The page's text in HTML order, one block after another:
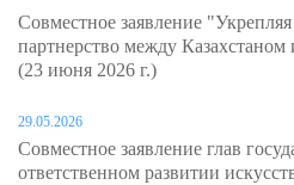
Совместное заявление "Укрепляя
партнерство между
(23 июня 2026 г.)
29.05.2026
Совместное заявление глав
ответственном развитии